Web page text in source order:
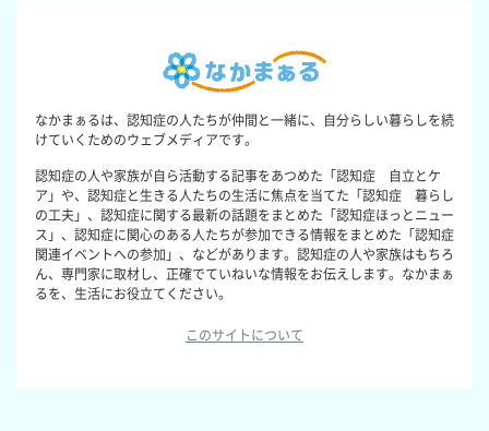
なかまぁるは、認知症の人たちが仲間と一緒に、自分らしい暮らしを続
けていくためのウェブメディアです。
認知症の人や家族が自ら活動する記事をあつめた「認知症 自立とケ
ア」や、認知症と生きる人たちの生活に焦点を当てた「認知症 暮らし
の工夫」、認知症に関する最新の話題をまとめた「認知症ほっとニュー
ス」、認知症に関心のある人たちが参加できる情報をまとめた「認知症
関連イベントへの参加」、などがあります。認知症の人や家族はもちろ
ん、専門家に取材し、正確でていねいな情報をお伝えします。なかまぁ
るを、生活にお役立てください。
このサイトについて